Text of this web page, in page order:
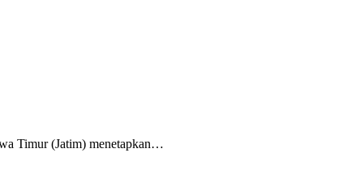
Timur (Jatim) menetapkan…